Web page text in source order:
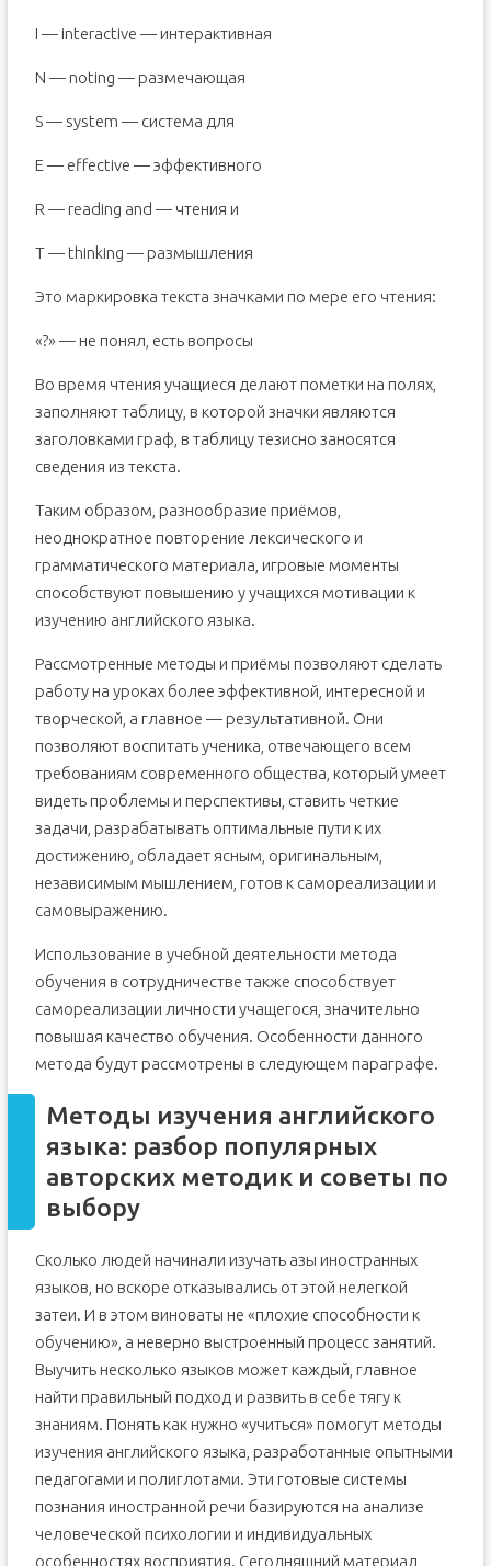
I — interactive — интерактивная
N — noting — размечающая
S — system — система для
E — effective — эффективного
R — reading and — чтения и
T — thinking — размышления
Это маркировка текста значками по мере его чтения:
«?» — не понял, есть вопросы
Во время чтения учащиеся делают пометки на полях,
заполняют таблицу, в которой значки являются
заголовками граф, в таблицу тезисно заносятся
сведения из текста.
Таким образом, разнообразие приёмов,
неоднократное повторение лексического и
грамматического материала, игровые моменты
способствуют повышению у учащихся мотивации к
изучению английского языка.
Рассмотренные методы и приёмы позволяют сделать
работу на уроках более эффективной, интересной и
творческой, а главное — результативной. Они
позволяют воспитать ученика, отвечающего всем
требованиям современного общества, который умеет
видеть проблемы и перспективы, ставить четкие
задачи, разрабатывать оптимальные пути к их
достижению, обладает ясным, оригинальным,
независимым мышлением, готов к самореализации и
самовыражению.
Использование в учебной деятельности метода
обучения в сотрудничестве также способствует
самореализации личности учащегося, значительно
повышая качество обучения. Особенности данного
метода будут рассмотрены в следующем параграфе.
Методы изучения английского
языка: разбор популярных
авторских методик и советы по
выбору
Сколько людей начинали изучать азы иностранных
языков, но вскоре отказывались от этой нелегкой
затеи. И в этом виноваты не «плохие способности к
обучению», а неверно выстроенный процесс занятий.
Выучить несколько языков может каждый, главное
найти правильный подход и развить в себе тягу к
знаниям. Понять как нужно «учиться» помогут методы
изучения английского языка, разработанные опытными
педагогами и полиглотами. Эти готовые системы
познания иностранной речи базируются на анализе
человеческой психологии и индивидуальных
особенностях восприятия. Сегодняшний материал